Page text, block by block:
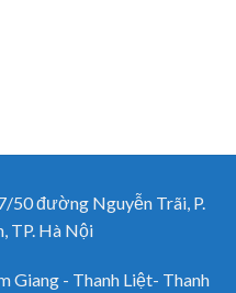
đường Nguyễn Trãi, P.
TP. Hà Nội
- Thanh Liệt- Thanh